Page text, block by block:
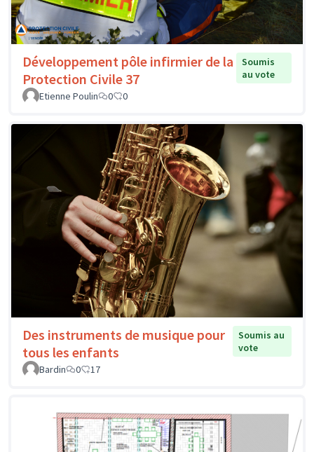
Développement pôle infirmier de la
Protection Civile 37
Soumis
au vote
Etienne Poulin
0 0
Des instruments de musique pour
tous les enfants
Soumis au
vote
Bardin
0 17